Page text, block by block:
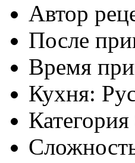
Автор
После
Время
Кухня: